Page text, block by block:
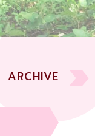
ARCHIVE